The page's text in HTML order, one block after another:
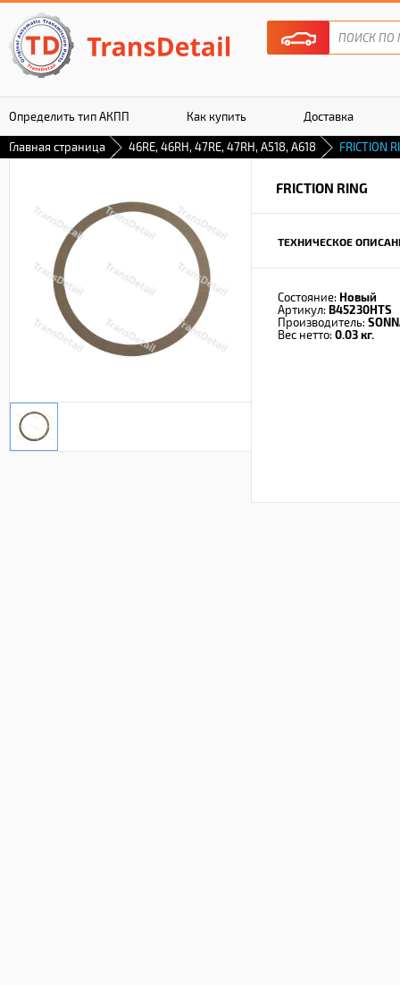
Определить тип АКПП Как купить Доставка
Гарантия
Главная страница 46RE, 46RH, 47RE, 47RH, A518, A618 FRICTION
FRICTION RING
ТЕХНИЧЕСКОЕ
Состояние: Новый
Артикул: B45230HTS
Производитель:
Вес нетто: 0.03 кг.